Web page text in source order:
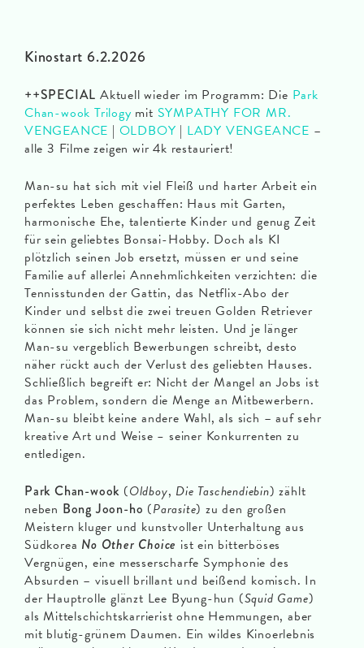
Kinostart 6.2.2026
++SPECIAL Aktuell wieder im Programm: Die Park
Chan-wook Trilogymit SYMPATHY FOR MR.
VENGEANCE | OLDBOY | LADY VENGEANCE –
alle 3 Filme zeigen wir 4k restauriert!
Man-su hat sich mit viel Fleiß und harter Arbeit ein
perfektes Leben geschaffen: Haus mit Garten,
harmonische Ehe, talentierte Kinder und genug Zeit
für sein geliebtes Bonsai-Hobby. Doch als KI
plötzlich seinen Job ersetzt, müssen er und seine
Familie auf allerlei Annehmlichkeiten verzichten: die
Tennisstunden der Gattin, das Netflix-Abo der
Kinder und selbst die zwei treuen Golden Retriever
können sie sich nicht mehr leisten. Und je länger
Man-su vergeblich Bewerbungen schreibt, desto
näher rückt auch der Verlust des geliebten Hauses.
Schließlich begreift er: Nicht der Mangel an Jobs ist
das Problem, sondern die Menge an Mitbewerbern.
Man-su bleibt keine andere Wahl, als sich – auf sehr
kreative Art und Weise – seiner Konkurrenten zu
entledigen.
Park Chan-wook (Oldboy, Die Taschendiebin) zählt
neben Bong Joon-ho (Parasite) zu den großen
Meistern kluger und kunstvoller Unterhaltung aus
Südkorea No Other Choice ist ein bitterböses
Vergnügen, eine messerscharfe Symphonie des
Absurden – visuell brillant und beißend komisch. In
der Hauptrolle glänzt Lee Byung-hun (Squid Game)
als Mittelschichtskarrierist ohne Hemmungen, aber
mit blutig-grünem Daumen. Ein wildes Kinoerlebnis